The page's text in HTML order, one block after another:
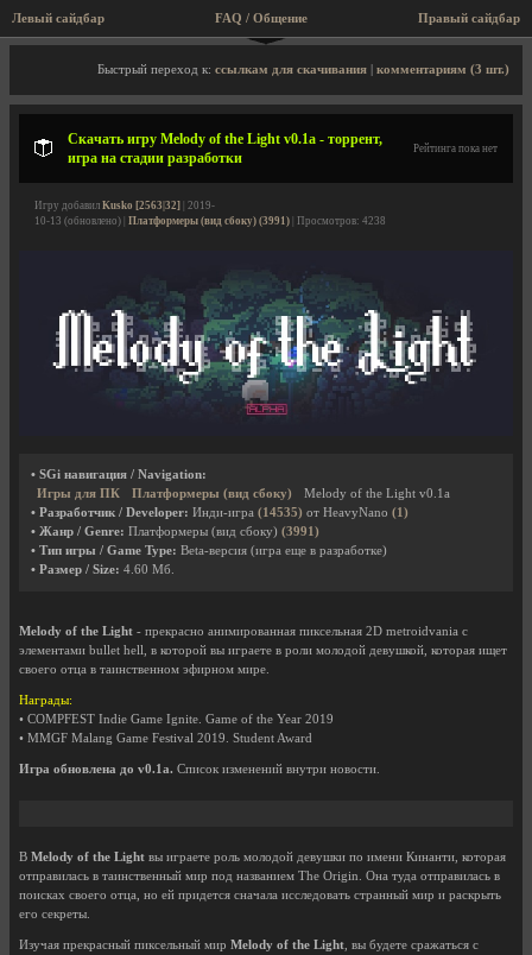
Левый сайдбар Правый сайдбар
FAQ / Общение
Описание игры, торрент, скриншоты, видео
Быстрый переход к: ссылкам для скачивания комментариям (3 шт.)
Скачать игру Melody of the Light v0.1a - торрент,
игра на стадии разработки
Рейтинга пока нет
Игру добавил Kusko [2563|32] | 2019-
10-13 (обновлено) | Платформеры (вид сбоку) (3991) | Просмотров: 4238
• SGi навигация / Navigation:
Игры для ПК
Платформеры (вид сбоку)
Melody of the Light v0.1a
• Разработчик / Developer: Инди-игра (14535) от HeavyNano (1)
• Жанр / Genre: Платформеры (вид сбоку) (3991)
• Тип игры / Game Type: Beta-версия (игра еще в разработке)
• Размер / Size: 4.60 Мб.
Melody of the Light - прекрасно анимированная пиксельная 2D metroidvania с
элементами bullet hell, в которой вы играете в роли молодой девушкой, которая ищет
своего отца в таинственном эфирном мире.
Награды:
• COMPFEST Indie Game Ignite. Game of the Year 2019
• MMGF Malang Game Festival 2019. Student Award
Игра обновлена до v0.1a. Список изменений внутри новости.
В Melody of the Light вы играете роль молодой девушки по имени Кинанти, которая
отправилась в таинственный мир под названием The Origin. Она туда отправилась в
поисках своего отца, но ей придется сначала исследовать странный мир и раскрыть
его секреты.
Изучая прекрасный пиксельный мир Melody of the Light , вы будете сражаться с